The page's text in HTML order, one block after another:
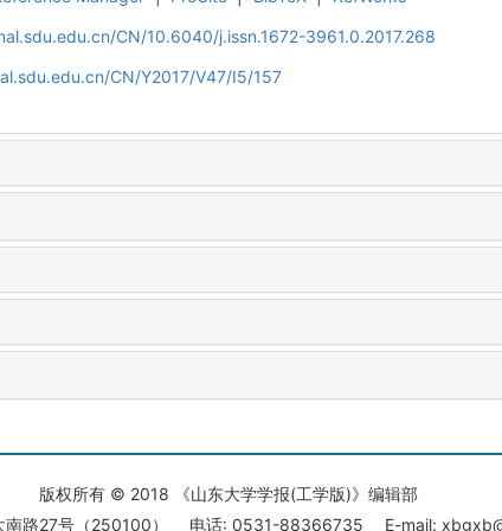
CN/10.6040/j.issn.1672-3961.0.2017.268
CN/Y2017/V47/I5/157
版权所有 © 2018 《山东大学学报(工学版)》编辑部
南路27号（250100） 电话: 0531-88366735 E-mail: